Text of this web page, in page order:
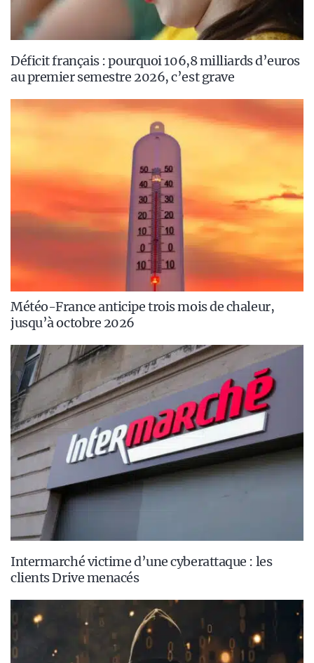
Déficit français : pourquoi 106,8 milliards d’euros
au premier semestre 2026, c’est grave
Météo-France anticipe trois mois de chaleur,
jusqu’à octobre 2026
Intermarché victime d’une cyberattaque : les
clients Drive menacés